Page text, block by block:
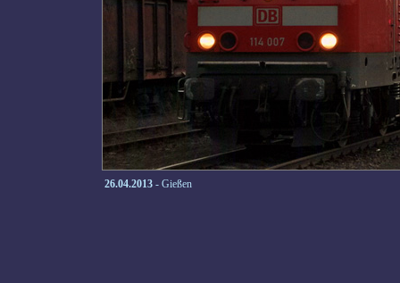
26.04.2013 - Gießen